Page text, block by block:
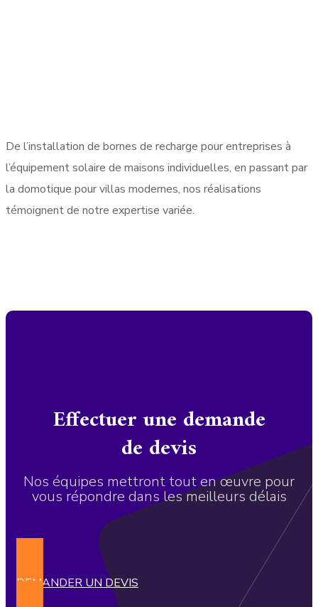
De l’installation de bornes de recharge pour entreprises à
l’équipement solaire de maisons individuelles, en passant par
la domotique pour villas modernes, nos réalisations
témoignent de notre expertise variée.
Effectuer une demande
de devis
Nos équipes mettront tout en œuvre pour
vous répondre dans les meilleurs délais
DEMANDER UN DEVIS